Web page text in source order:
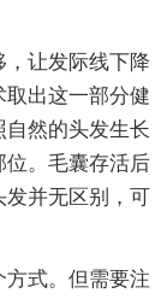
让发际线下降
出这一部分健
自然的头发生长
位。毛囊存活后
发并无区别，可
方式。但需要注